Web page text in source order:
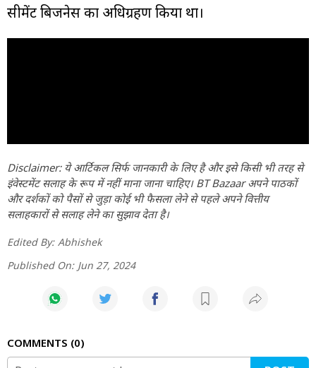
सीमेंट बिजनेस का अधिग्रहण किया था।
Disclaimer: ये आर्टिकल सिर्फ जानकारी के लिए है और इसे किसी भी तरह से
इंवेस्टमेंट सलाह के रूप में नहीं माना जाना चाहिए। BT Bazaar अपने पाठकों
और दर्शकों को पैसों से जुड़ा कोई भी फैसला लेने से पहले अपने वित्तीय
सलाहकारों से सलाह लेने का सुझाव देता है।
Edited By: Abhishek
Published On: Jun 27, 2024
COMMENTS 0